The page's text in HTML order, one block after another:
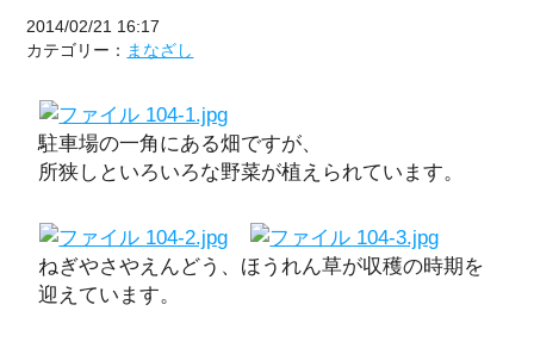
2014/02/21 16:17
カテゴリー： まなざし
駐車場の一角にある畑ですが、
所狭しといろいろな野菜が植えられています。
ねぎやさやえんどう、ほうれん草が収穫の時期を
迎えています。